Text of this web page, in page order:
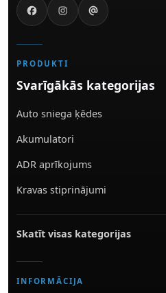
PRODUKTI
Svarīgākās kategorijas
Auto sniega ķēdes
Akumulatori
ADR aprīkojums
Kravas stiprinājumi
Skatīt visas kategorijas
INFORMĀCIJA